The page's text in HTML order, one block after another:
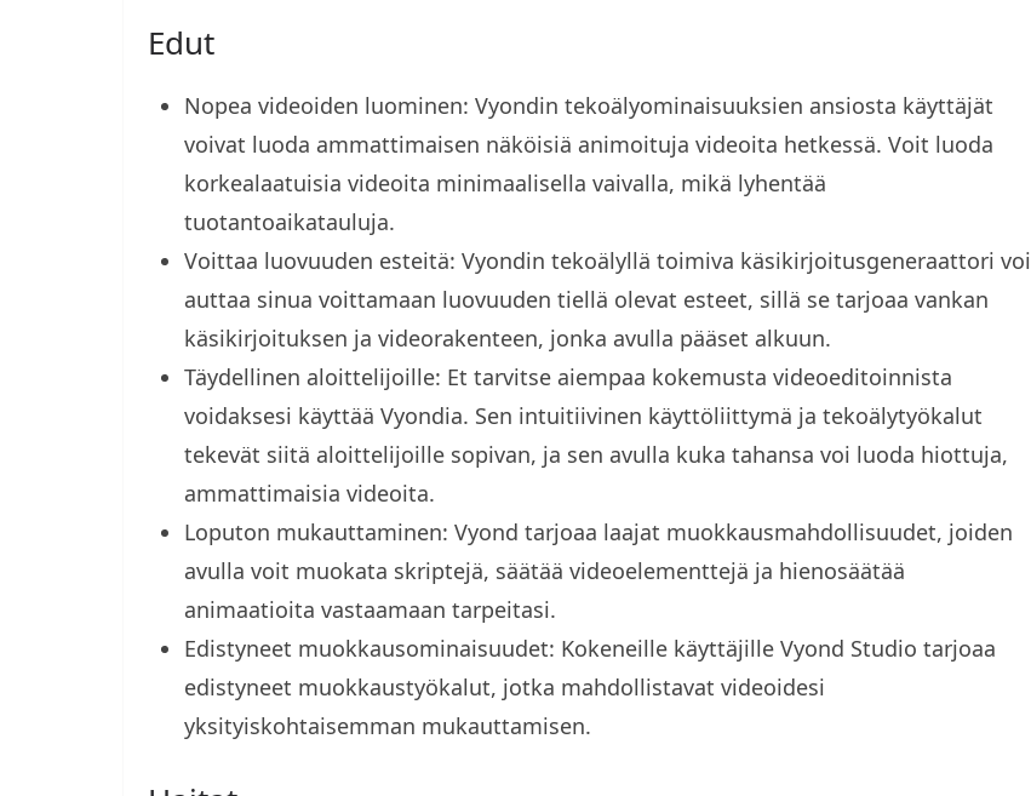
Edut
Nopea videoiden luominen: Vyondin tekoälyominaisuuksien ansiosta käyttäjät
voivat luoda ammattimaisen näköisiä animoituja videoita hetkessä. Voit luoda
korkealaatuisia videoita minimaalisella vaivalla, mikä lyhentää
tuotantoaikatauluja.
Voittaa luovuuden esteitä: Vyondin tekoälyllä toimiva käsikirjoitusgeneraattori voi
auttaa sinua voittamaan luovuuden tiellä olevat esteet, sillä se tarjoaa vankan
käsikirjoituksen ja videorakenteen, jonka avulla pääset alkuun.
Täydellinen aloittelijoille: Et tarvitse aiempaa kokemusta videoeditoinnista
voidaksesi käyttää Vyondia. Sen intuitiivinen käyttöliittymä ja tekoälytyökalut
tekevät siitä aloittelijoille sopivan, ja sen avulla kuka tahansa voi luoda hiottuja,
ammattimaisia videoita.
Loputon mukauttaminen: Vyond tarjoaa laajat muokkausmahdollisuudet, joiden
avulla voit muokata skriptejä, säätää videoelementtejä ja hienosäätää
animaatioita vastaamaan tarpeitasi.
Edistyneet muokkausominaisuudet: Kokeneille käyttäjille Vyond Studio tarjoaa
edistyneet muokkaustyökalut, jotka mahdollistavat videoidesi
yksityiskohtaisemman mukauttamisen.